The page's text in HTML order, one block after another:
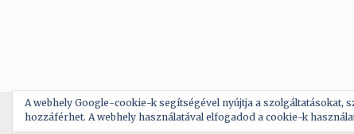
A webhely Google-cookie-k segítségével nyújtja a szolgáltatásokat,
hozzáférhet. A webhely használatával elfogadod a cookie-kCopyright ©